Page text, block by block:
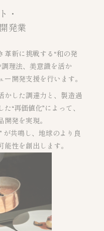
・
発業
革新に挑戦する“和の発
理法、美意識を活か
開発支援を行います。
かした調達力と、製造過
“再価値化”によって、
発を実現。
が共鳴し、地球のより良
性を創出します。